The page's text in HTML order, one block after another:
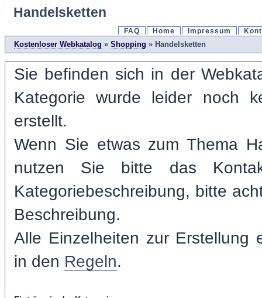
Handelsketten
FAQ Home Impressum
Kostenloser Webkatalog » Shopping » Handelsketten
Sie befinden sich in der
Kategorie wurde leider noch
erstellt.
Wenn Sie etwas zum Thema
nutzen Sie bitte das
Kategoriebeschreibung, bitte
Beschreibung.
Alle Einzelheiten zur Erstellung
in den Regeln.